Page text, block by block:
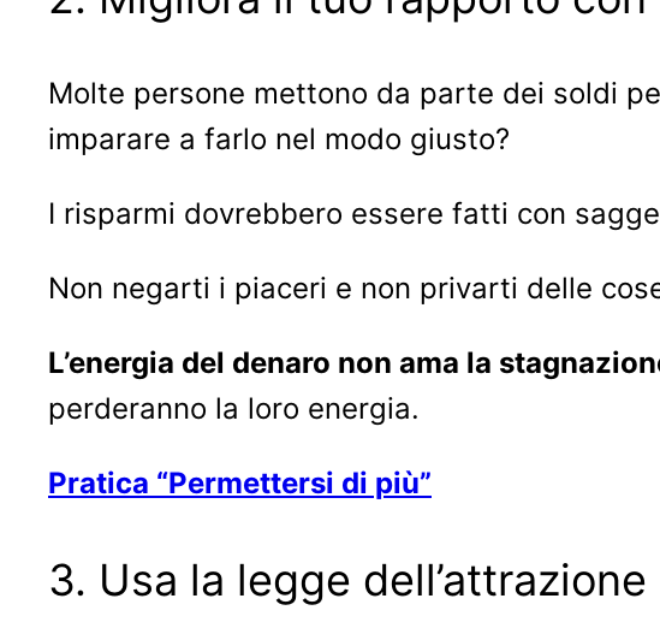
Molte persone mettono da parte dei soldi
imparare a farlo nel modo giusto?
I risparmi dovrebbero essere fatti con
Non negarti i piaceri e non privarti delle
L’energia del denaro non ama la
perderanno la loro energia.
Pratica “Permettersi di più”
3. Usa la legge dell’attrazione